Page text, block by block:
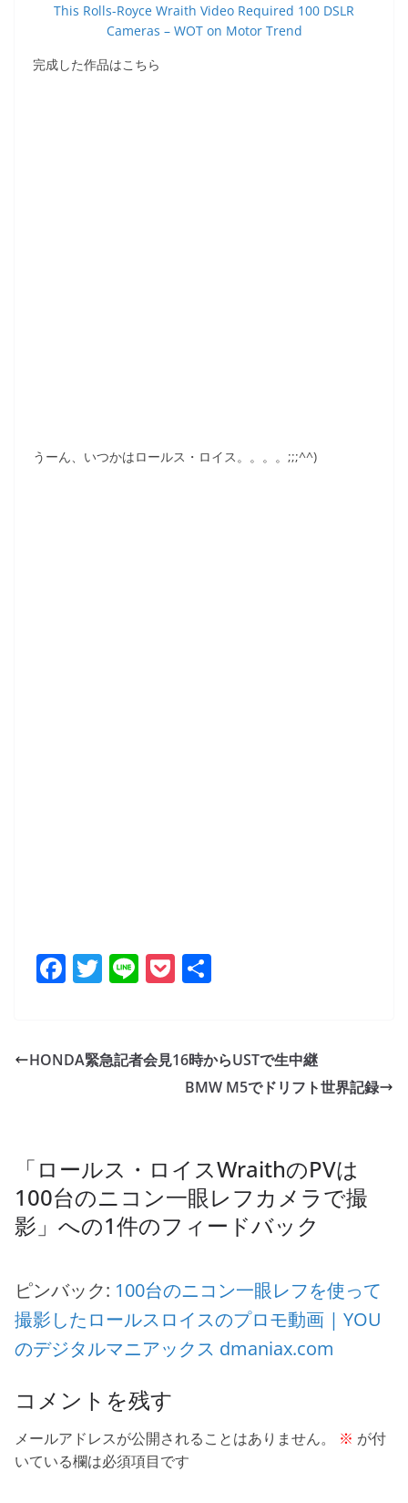
This Rolls-Royce Wraith Video Required 100 DSLR
Cameras – WOT on Motor Trend
完成した作品はこちら
うーん、いつかはロールス・ロイス。。。。;;;^^)
F
e
k
T
er
Li P
et
HONDA緊急記者会見16時からUSTで生中継
BMW M5でドリフト世界記録
「ロールス・ロイスWraithのPVは
100台のニコン一眼レフカメラで撮
影 」への1件のフィードバック
ピンバック: 100台のニコン一眼レフを使って
撮影したロールスロイスのプロモ動画 | YOU
のデジタルマニアックス dmaniax.com
コメントを残す
メールアドレスが公開されることはありません。 ※ が付
いている欄は必須項目です